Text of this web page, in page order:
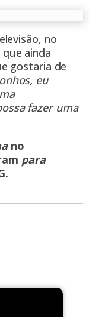
no
ainda
gostaria de
eu
fazer uma
no
para
.